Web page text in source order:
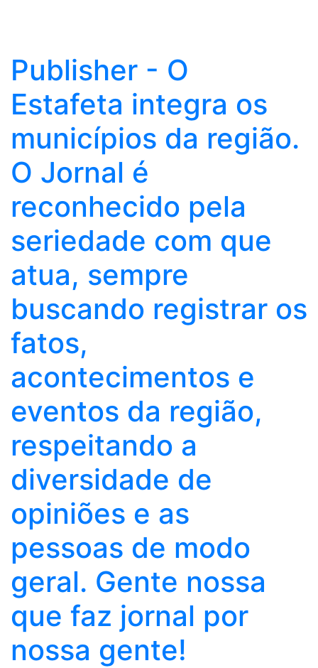
Publisher - O
Estafeta integra os
municípios da região.
O Jornal é
reconhecido pela
seriedade com que
atua, sempre
buscando registrar os
fatos,
acontecimentos e
eventos da região,
respeitando a
diversidade de
opiniões e as
pessoas de modo
geral. Gente nossa
que faz jornal por
nossa gente!